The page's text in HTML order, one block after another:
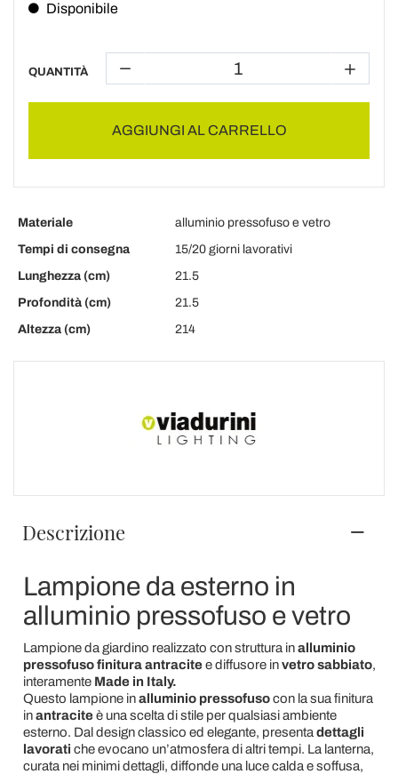
Disponibile
QUANTITÀ
AGGIUNGI AL CARRELLO
Materiale
alluminio pressofuso e vetro
Tempi di consegna
15/20 giorni lavorativi
Lunghezza (cm)
21.5
Profondità (cm)
21.5
Altezza (cm)
214
Descrizione
Lampione da esterno in
alluminio pressofuso e vetro
Lampione da giardino realizzato con struttura inalluminio
pressofuso finitura antracitee diffusore invetro sabbiato,
interamente Made in Italy.
Questo lampione inalluminio pressofusocon la sua finitura
inantraciteè una scelta di stile per qualsiasi ambiente
esterno. Dal design classico ed elegante, presenta dettagli
lavorati che evocano un’atmosfera di altri tempi. La lanterna,
curata nei minimi dettagli, diffonde una luce calda e soffusa,